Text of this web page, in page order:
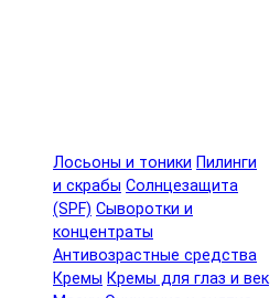
Лосьоны и тоники Пилинги
и скрабы Солнцезащита
(SPF) Сыворотки и
концентраты
Антивозрастные средства
Кремы Кремы для глаз и век